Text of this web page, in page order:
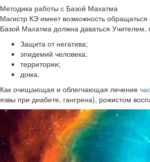
Методика работы с Базой Махатма
Магистр КЭ имеет возможность
Базой Махатма должна даваться Учителем,
Защита от негатива;
эпидемий человека;
территории;
дома.
Как очищающая и облегчающая лечение
язвы при диабете, гангрена), рожистом